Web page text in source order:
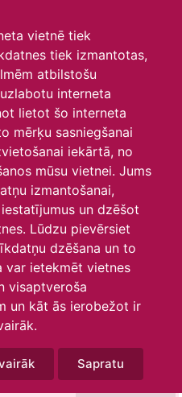
vietnē tiek
tiek izmantotas,
atbilstošu
interneta
lietot šo interneta
mērķu sasniegšanai
iekārtā, no
mūsu vietnei. Jums
izmantošanai,
un dzēšot
Lūdzu pievērsiet
dzēšana un to
var ietekmēt vietnes
visaptveroša
un kāt ās ierobežot ir
Sapratu
Šomēnes
S
11
17 18